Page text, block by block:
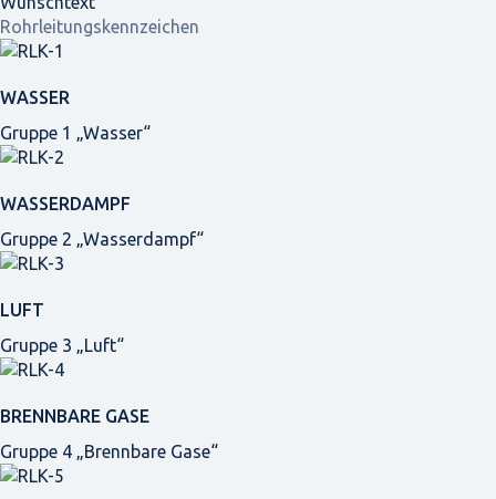
Rohrleitungskennzeichen
WASSER
Gruppe 1 „Wasser“
WASSERDAMPF
Gruppe 2 „Wasserdampf“
LUFT
Gruppe 3 „Luft“
BRENNBARE GASE
Gruppe 4 „Brennbare Gase“